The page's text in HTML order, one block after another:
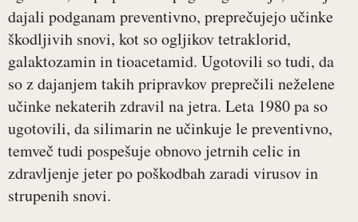
dajali podganam preventivno, preprečujejo učinke
škodljivih snovi, kot so ogljikov tetraklorid,
galaktozamin in tioacetamid. Ugotovili so tudi, da
so z dajanjem takih pripravkov preprečili neželene
učinke nekaterih zdravil na jetra. Leta 1980 pa so
ugotovili, da silimarin ne učinkuje le preventivno,
temveč tudi pospešuje obnovo jetrnih celic in
zdravljenje jeter po poškodbah zaradi virusov in
strupenih snovi.